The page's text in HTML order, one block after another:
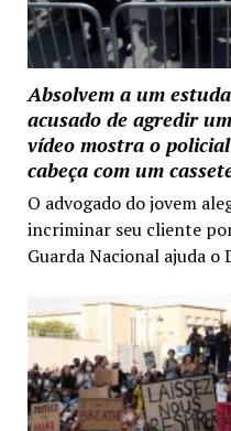
Absolvem a um
acusado de agredir
vídeo mostra o
cabeça com um
O advogado do jovem
incriminar seu cliente
Guarda Nacional ajuda o